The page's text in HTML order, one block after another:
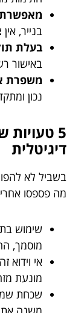
מאפשרת
בנייר,
בעלת
באישור
משפרת
נכון
5
דיגיטלית
בשביל לא
מה פספסו
שימוש
מוסמך,
אי
מונעת
שכחת